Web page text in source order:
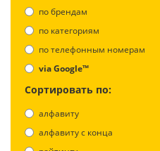
по брендам
по категориям
по телефонным номерам
via Google™
Сортировать по:
алфавиту
aлфавиту с конца